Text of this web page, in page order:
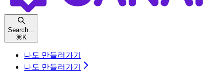
Search...
⌘ K
나도 만들러가기
나도 만들러가기